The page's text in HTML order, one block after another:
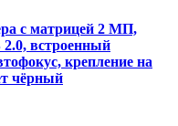
с матрицей 2 МП,
2.0, встроенный
крепление на
чёрный